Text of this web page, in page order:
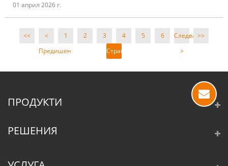
01 април 2026 г.
<<
<
Предишен
1 2 3 4 5 6
Следващ
>
>>
Страница
ПРОДУКТИ
РЕШЕНИЯ